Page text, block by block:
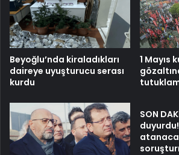
Beyoğlu’nda kiraladıkları
daireye uyuşturucu serası
kurdu
1 Mayıs
SON
duyurdu!